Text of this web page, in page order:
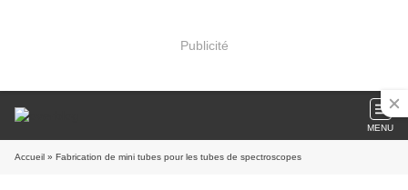
Publicité
MENU
Accueil » Fabrication de mini tubes pour les tubes de spectroscopes